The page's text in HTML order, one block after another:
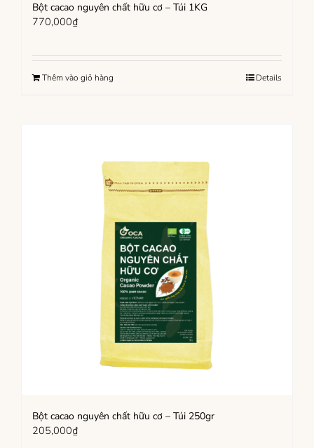
Bột cacao nguyên chất hữu cơ – Túi 1KG
770,000₫
Thêm vào giỏ hàng Details
Bột cacao nguyên chất hữu cơ – Túi 250gr
205,000₫